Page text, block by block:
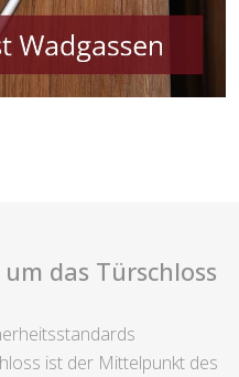
das Türschloss
ist der Mittelpunkt des